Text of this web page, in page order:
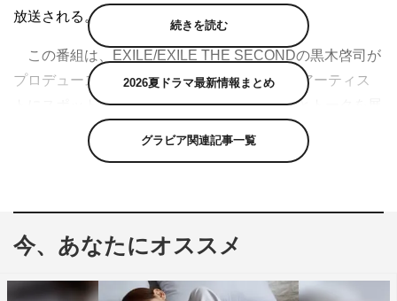
放送される。
この番組は、EXILE/EXILE THE SECONDの黒木啓司が
プロデュースし、DJ SOULJAHと共に最高のアーティス
トにスポットを当て、スペシャルセッションとトークを展
開する音楽番組。11月11日の放送回では、2回目の出演と
なる“サムライ・ギタリスト”MIYAVIが登場する。
『SAMURAI SESSIONS vol.2』について、MIYAVIがさま
ざまなジャンルのアーティストたちとのコラボレーション
をたっぷり語る。
続きを読む
2026夏ドラマ最新情報まとめ
グラビア関連記事一覧
今、あなたにオススメ